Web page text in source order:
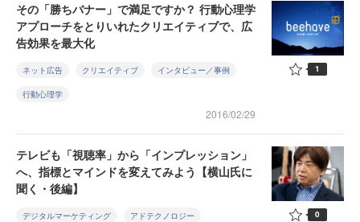
その「勝ちバナー」で満足ですか？ 行動心理学
アプローチをとりいれたクリエイティブで、広
告効果を最大化
ネット広告 クリエイティブ インタビュー／事例
行動心理学
2016/02/29
1
テレビも「視聴率」から「インプレッション」
へ、指標とマインドを変えてみよう【横山氏に
聞く・後編】
デジタルマーケティング アドテクノロジー 0